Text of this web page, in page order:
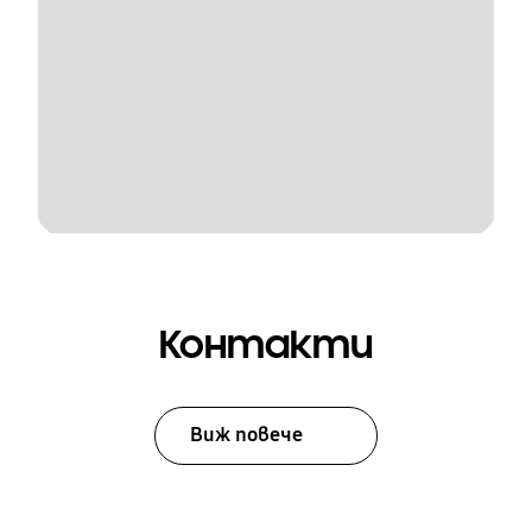
Контакти
Виж повече